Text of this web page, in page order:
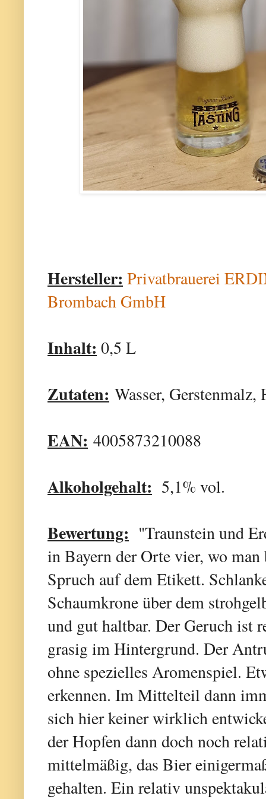
Hersteller: Privatbrauerei
Brombach GmbH
Inhalt: 0,5 L
Zutaten: Wasser, Gerstenmalz,
EAN: 4005873210088
Alkoholgehalt: 5,1% vol.
Bewertung: "Traunstein und
in Bayern der Orte vier, wo
Spruch auf dem Etikett.
Schaumkrone über dem
und gut haltbar. Der Geruch ist
grasig im Hintergrund. Der
ohne spezielles Aromenspiel.
erkennen. Im Mittelteil dann
sich hier keiner wirklich
der Hopfen dann doch noch
mittelmäßig, das Bier
gehalten. Ein relativ